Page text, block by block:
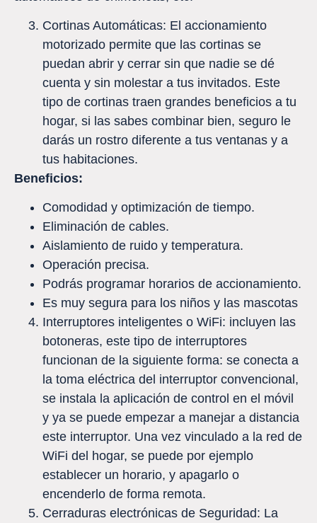
Cortinas Automáticas: El accionamiento
motorizado permite que las cortinas se
puedan abrir y cerrar sin que nadie se dé
cuenta y sin molestar a tus invitados. Este
tipo de cortinas traen grandes beneficios a tu
hogar, si las sabes combinar bien, seguro le
darás un rostro diferente a tus ventanas y a
tus habitaciones.
Beneficios:
Comodidad y optimización de tiempo.
Eliminación de cables.
Aislamiento de ruido y temperatura.
Operación precisa.
Podrás programar horarios de accionamiento.
Es muy segura para los niños y las mascotas
Interruptores inteligentes o WiFi: incluyen las
botoneras, este tipo de interruptores
funcionan de la siguiente forma: se conecta a
la toma eléctrica del interruptor convencional,
se instala la aplicación de control en el móvil
y ya se puede empezar a manejar a distancia
este interruptor. Una vez vinculado a la red de
WiFi del hogar, se puede por ejemplo
establecer un horario, y apagarlo o
encenderlo de forma remota.
Cerraduras electrónicas de Seguridad: La